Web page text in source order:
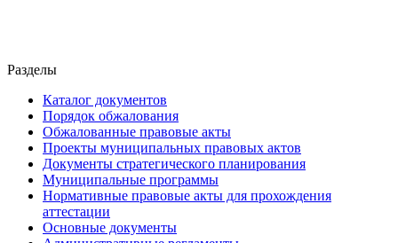
Разделы
Каталог документов
Порядок обжалования
Обжалованные правовые акты
Проекты муниципальных правовых актов
Документы стратегического планирования
Муниципальные программы
Нормативные правовые акты для прохождения
аттестации
Основные документы